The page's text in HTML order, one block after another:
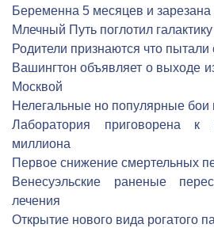
Беременна 5 месяцев и зарезана
Млечный Путь поглотил
Родители признаются что пытали
Вашингтон объявляет о выходе
Москвой
Нелегальные но популярные бои
Лаборатория приговорена
миллиона
Первое снижение смертельных
Венесуэльские раненые
лечения
Открытие нового вида рогатого